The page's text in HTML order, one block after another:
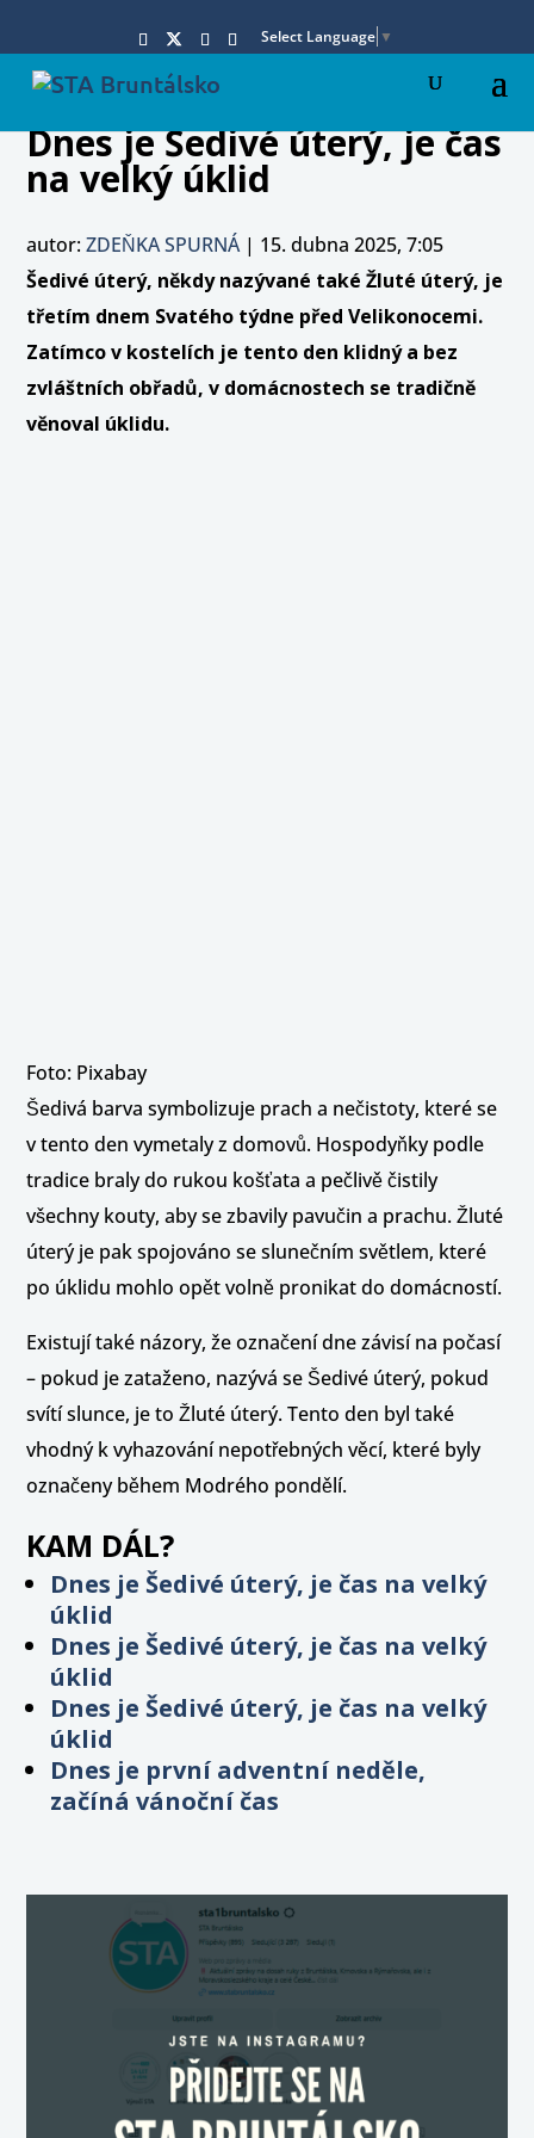
Select Language ▼
Dnes je Šedivé úterý, je čas
na velký úklid
autor:ZDEŇKA SPURNÁ| 15. dubna 2025, 7:05
Šedivé úterý, někdy nazývané také Žluté úterý, je
třetím dnem Svatého týdne před Velikonocemi.
Zatímco v kostelích je tento den klidný a bez
zvláštních obřadů, v domácnostech se tradičně
věnoval úklidu.
Foto: Pixabay
Šedivá barva symbolizuje prach a nečistoty, které se
v tento den vymetaly z domovů. Hospodyňky podle
tradice braly do rukou košťata a pečlivě čistily
všechny kouty, aby se zbavily pavučin a prachu. Žluté
úterý je pak spojováno se slunečním světlem, které
po úklidu mohlo opět volně pronikat do domácností.
Existují také názory, že označení dne závisí na počasí
– pokud je zataženo, nazývá se Šedivé úterý, pokud
svítí slunce, je to Žluté úterý. Tento den byl také
vhodný k vyhazování nepotřebných věcí, které byly
označeny během Modrého pondělí.
KAM DÁL?
Dnes je Šedivé úterý, je čas na velký
úklid
Dnes je Šedivé úterý, je čas na velký
úklid
Dnes je Šedivé úterý, je čas na velký
úklid
Dnes je první adventní neděle,
začíná vánoční čas